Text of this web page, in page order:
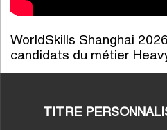
WorldSkills Shanghai
candidats du métier
TITRE